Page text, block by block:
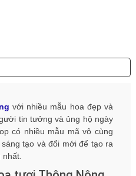
với nhiều mẫu hoa đẹp và
tin tưởng và ủng hộ ngày
có nhiều mẫu mã vô cùng
tạo và đổi mới để tạo ra